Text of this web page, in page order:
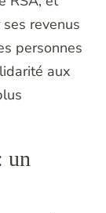
revenus
personnes
aux
un